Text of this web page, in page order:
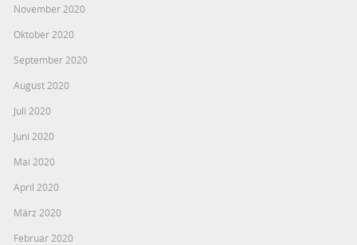
November 2020
Oktober 2020
September 2020
August 2020
Juli 2020
Juni 2020
Mai 2020
April 2020
März 2020
Februar 2020